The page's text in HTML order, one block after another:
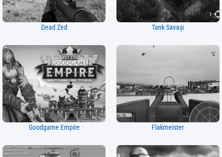
Dead Zed Tank Savaşı
Goodgame Empire Flakmeister